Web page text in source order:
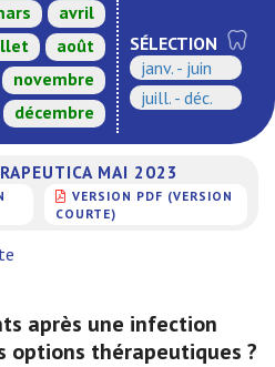
avril
août
novembre
décembre
SÉLECTION
janv. - juin
juill. - déc.
MAI 2023
VERSION PDF (VERSION
COURTE)
après une infection
options thérapeutiques ?